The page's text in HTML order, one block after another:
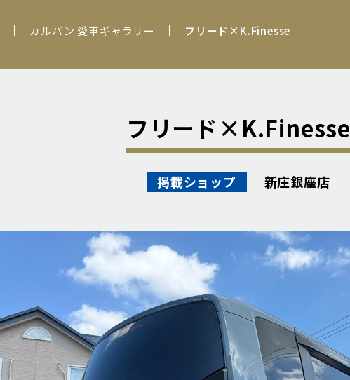
カルバン 愛車ギャラリー フリード×K.Finesse
フリード×K.Finesse
掲載ショップ 新庄銀座店